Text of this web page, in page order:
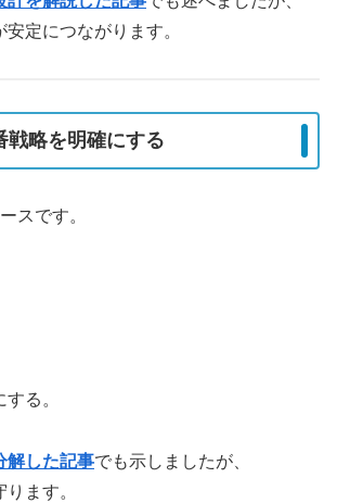
定につながります。
戦略を明確にする
スです。
る。
解した記事でも示しましたが、
ます。